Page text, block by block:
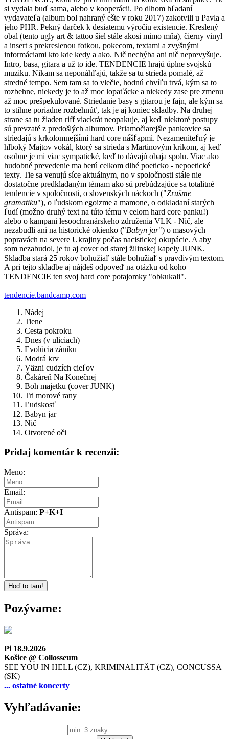
si vydala buď sama, alebo v kooperácii. Po dlhom hľadaní
vydavateľa (album bol nahraný ešte v roku 2017) zakotvili u Pavla a
jeho PHR. Pekný darček k desiatemu výročiu existencie. Kreslený
obal (tento ugly art & tattoo šiel stále akosi mimo mňa), čierny vinyl
a insert s prekreslenou fotkou, pokecom, textami a zvyšnými
informáciami kto kde kedy a ako. Nič nechýba ani nič neprevyšuje.
Intro, basa, gitara a už to ide. TENDENCIE hrajú úplne svojskú
muziku. Nikam sa neponáhľajú, takže sa tu strieda pomalé, až
stredné tempo. Sem tam sa to vlečie, hodnú chvíľu trvá, kým sa to
rozbehne, niekedy je to až moc lopaťácke a niekedy zase pre zmenu
až moc prešpekulované. Striedanie basy s gitarou je fajn, ale kým sa
to stihne poriadne rozbehnúť, tak je aj koniec skladby. Na druhej
strane sa tu žiaden riff viackrát neopakuje, aj keď niektoré postupy
sú prevzaté z predošlých albumov. Priamočiarejšie pankovice sa
striedajú s krkolomnejšími hard core nášľapmi. Nezameniteľný je
hlboký Majtov vokál, ktorý sa strieda s Martinovým krikom, aj keď
osobne je mi viac sympatické, keď to dávajú obaja spolu. Viac ako
hudobné prevedenie ma berú celkom dlhé poeticko - nepoetické
texty. Tie sa venujú síce aktuálnym, no v spoločnosti stále nie
dostatočne predkladaným témam ako sú prebúdzajúce sa totalitné
tendencie v spoločnosti, o slovenských náckoch ("Zrušme
gramatiku"), o ľudskom egoizme a mamone, o odkladaní starých
ľudí (možno druhý text na túto tému v celom hard core panku!)
alebo o kampani lesoochranárskeho združenia VLK - Nič, ale
nezabudli ani na historické okienko ("Babyn jar") o masových
popravách na severe Ukrajiny počas nacistickej okupácie. A aby
som nezabudol, je tu aj cover od starej žilinskej kapely JUNK.
Skladba stará 25 rokov bohužiaľ stále bohužiaľ s pravdivým textom.
A pri tejto skladbe aj nájdeš odpoveď na otázku od koho
TENDENCIE ten svoj hard core potajomky "obkukali".
tendencie.bandcamp.com
Nádej
Tiene
Cesta pokroku
Dnes (v uliciach)
Evolúcia zániku
Modrá krv
Väzni cudzích cieľov
Čakáreň Na Konečnej
Boh majetku (cover JUNK)
Tri morové rany
Ľudskosť
Babyn jar
Nič
Otvorené oči
Pridaj komentár k recenzii:
Meno:
Email:
Antispam: P+K+I
Správa:
Pozývame:
Pi 18.9.2026
Košice @ Collosseum
SEE YOU IN HELL (CZ), KRIMINALITÄT (CZ), CONCUSSA
(SK)
... ostatné koncerty
Vyhľadávanie: